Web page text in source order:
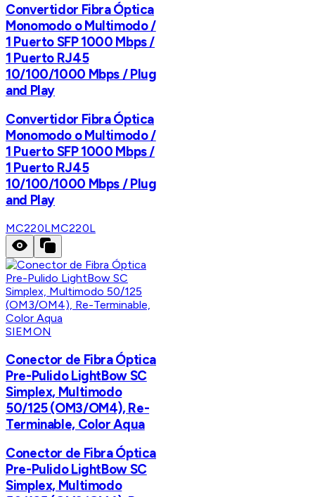
Convertidor Fibra Óptica
Monomodo o Multimodo /
1 Puerto SFP 1000 Mbps /
1 Puerto RJ45
10/100/1000 Mbps / Plug
and Play
Convertidor Fibra Óptica
Monomodo o Multimodo /
1 Puerto SFP 1000 Mbps /
1 Puerto RJ45
10/100/1000 Mbps / Plug
and Play
MC220LMC220L
SIEMON
Conector de Fibra Óptica
Pre-Pulido LightBow SC
Simplex, Multimodo
50/125 (OM3/OM4), Re-
Terminable, Color Aqua
Conector de Fibra Óptica
Pre-Pulido LightBow SC
Simplex, Multimodo